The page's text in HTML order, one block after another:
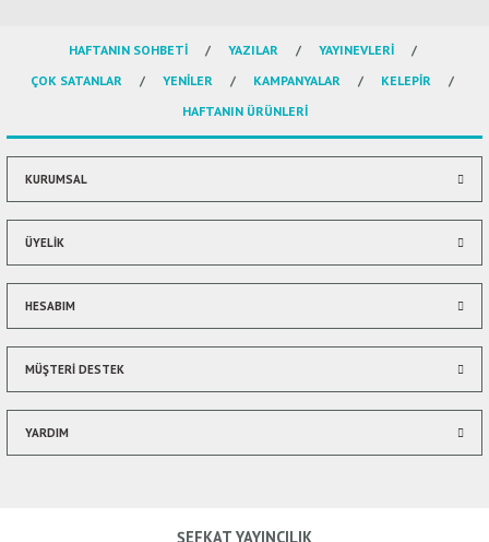
Ürün resmi kalitesiz, bozuk veya görüntülenemiyor.
Ürün açıklamasında eksik bilgiler bulunuyor.
Ürün bilgilerinde hatalar bulunuyor.
Bu ürüne benzer farklı alternatifler olmalı.
HAFTANIN SOHBETİ YAZILAR
YAYINEVLERİ
ÇOK SATANLAR
YENİLER KAMPANYALAR
KELEPİR
HAFTANIN ÜRÜNLERİ
KURUMSAL
ÜYELİK
HESABIM
MÜŞTERİ DESTEK
YARDIM
ŞEFKAT YAYINCILIK